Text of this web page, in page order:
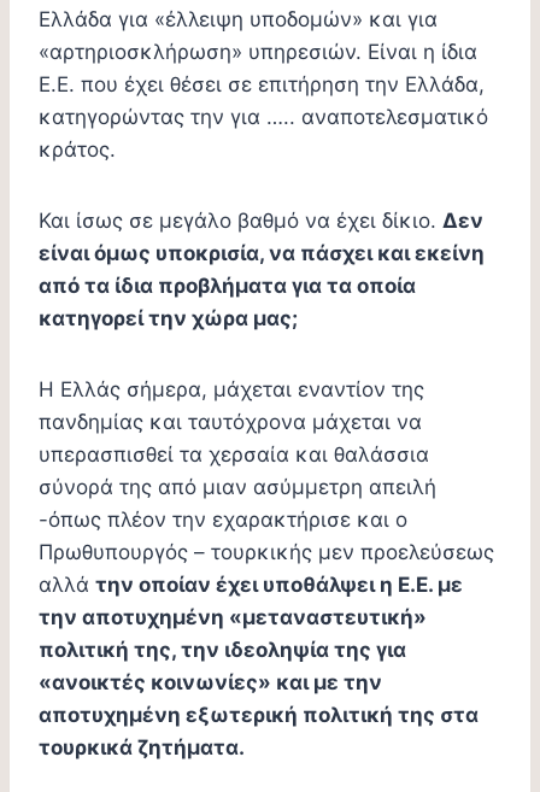
Ελλάδα για «έλλειψη υποδομών» και για
«αρτηριοσκλήρωση» υπηρεσιών. Είναι η ίδια
Ε.Ε. που έχει θέσει σε επιτήρηση την Ελλάδα,
κατηγορώντας την για ….. αναποτελεσματικό
κράτος.
Και ίσως σε μεγάλο βαθμό να έχει δίκιο. Δεν
είναι όμως υποκρισία, να πάσχει και εκείνη
από τα ίδια προβλήματα για τα οποία
κατηγορεί την χώρα μας;
Η Ελλάς σήμερα, μάχεται εναντίον της
πανδημίας και ταυτόχρονα μάχεται να
υπερασπισθεί τα χερσαία και θαλάσσια
σύνορά της από μιαν ασύμμετρη απειλή
-όπως πλέον την εχαρακτήρισε και ο
Πρωθυπουργός – τουρκικής μεν προελεύσεως
αλλά την οποίαν έχει υποθάλψει η Ε.Ε. με
την αποτυχημένη «μεταναστευτική»
πολιτική της, την ιδεοληψία της για
«ανοικτές κοινωνίες» και με την
αποτυχημένη εξωτερική πολιτική της στα
τουρκικά ζητήματα.